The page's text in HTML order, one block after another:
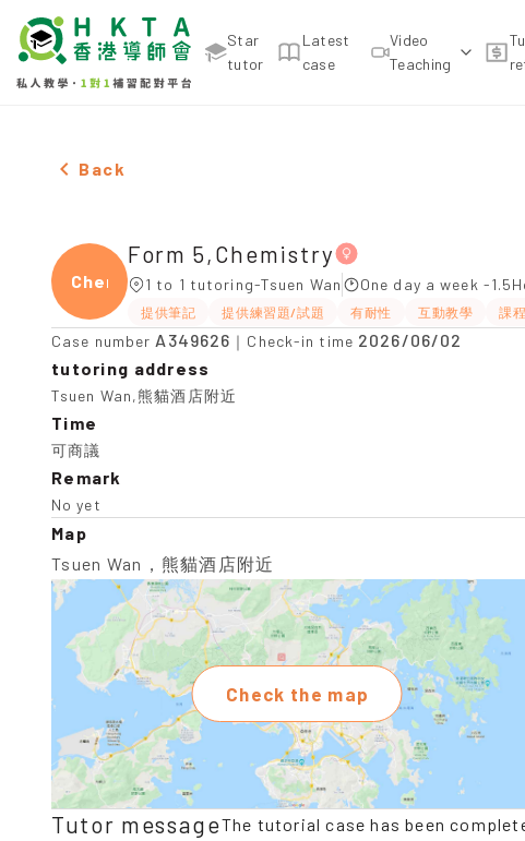
Star
tutor
Latest
case
Video
Teaching
Female Form 5,Chemistry，Tsuen Wan Tuition
Back
Chemi
Form 5,Chemistry
1 to 1 tutoring-Tsuen Wan One day a week -
提供筆記 提供練習題/試題 有耐性 互動教學 課
Case number A349626 ｜Check-in time 2026/06/02
tutoring address
Tsuen Wan,熊貓酒店附近
Time
可商議
Remark
No yet
Map
Tsuen Wan，熊貓酒店附近
Check the map
Tutor messageThe tutorial case has been